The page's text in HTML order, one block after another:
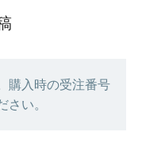
購入時の受注番号
さい。